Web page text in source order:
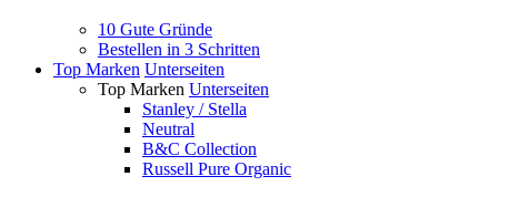
10 Gute Gründe
Bestellen in 3 Schritten
Top Marken Unterseiten
Top Marken Unterseiten
Stanley / Stella
Neutral
B&C Collection
Russell Pure Organic